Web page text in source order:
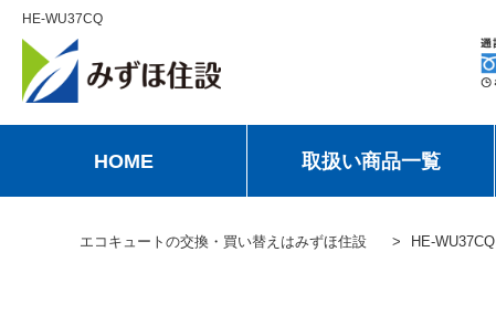
HE-WU37CQ
HOME 取扱い商品一覧
エコキュートの交換・買い替えはみずほ住設 HE-WU37CQ